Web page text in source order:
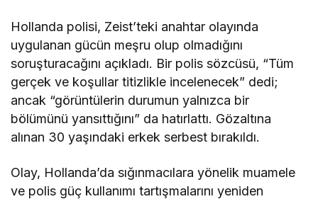
Hollanda polisi, Zeist’teki anahtar olayında
uygulanan gücün meşru olup olmadığını
soruşturacağını açıkladı. Bir polis sözcüsü, “Tüm
gerçek ve koşullar titizlikle incelenecek” dedi;
ancak “görüntülerin durumun yalnızca bir
bölümünü yansıttığını” da hatırlattı. Gözaltına
alınan 30 yaşındaki erkek serbest bırakıldı.
Olay, Hollanda’da sığınmacılara yönelik muamele
ve polis güç kullanımı tartışmalarını yeniden